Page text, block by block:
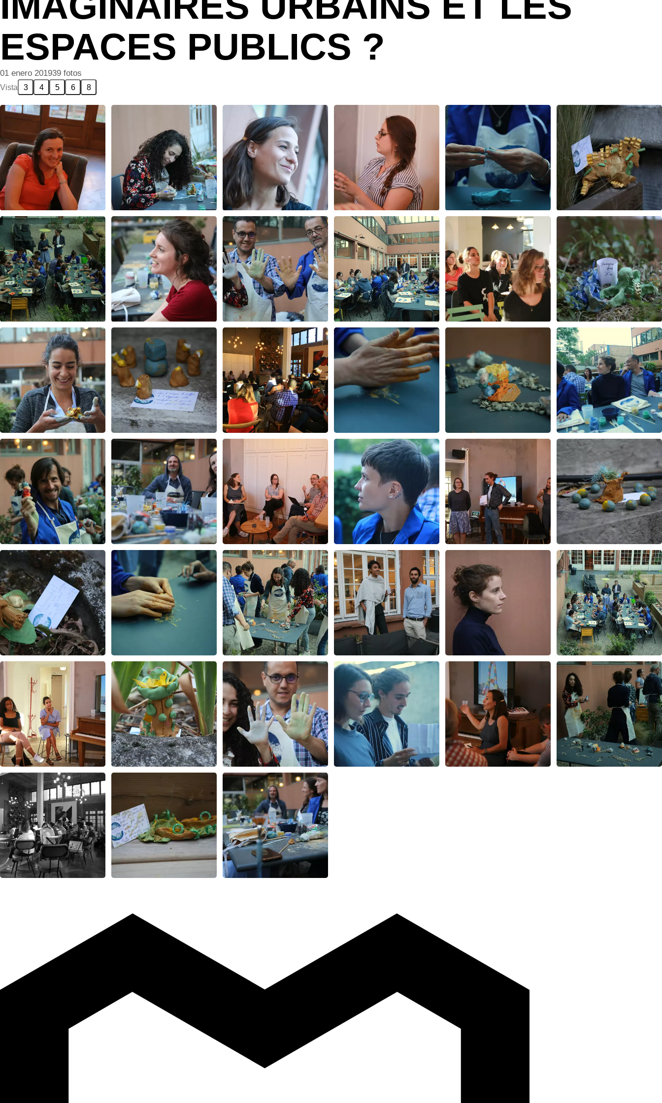
ESPACES PUBLICS ?
01 enero 201939 fotos
Vista 3 4 5 6 8